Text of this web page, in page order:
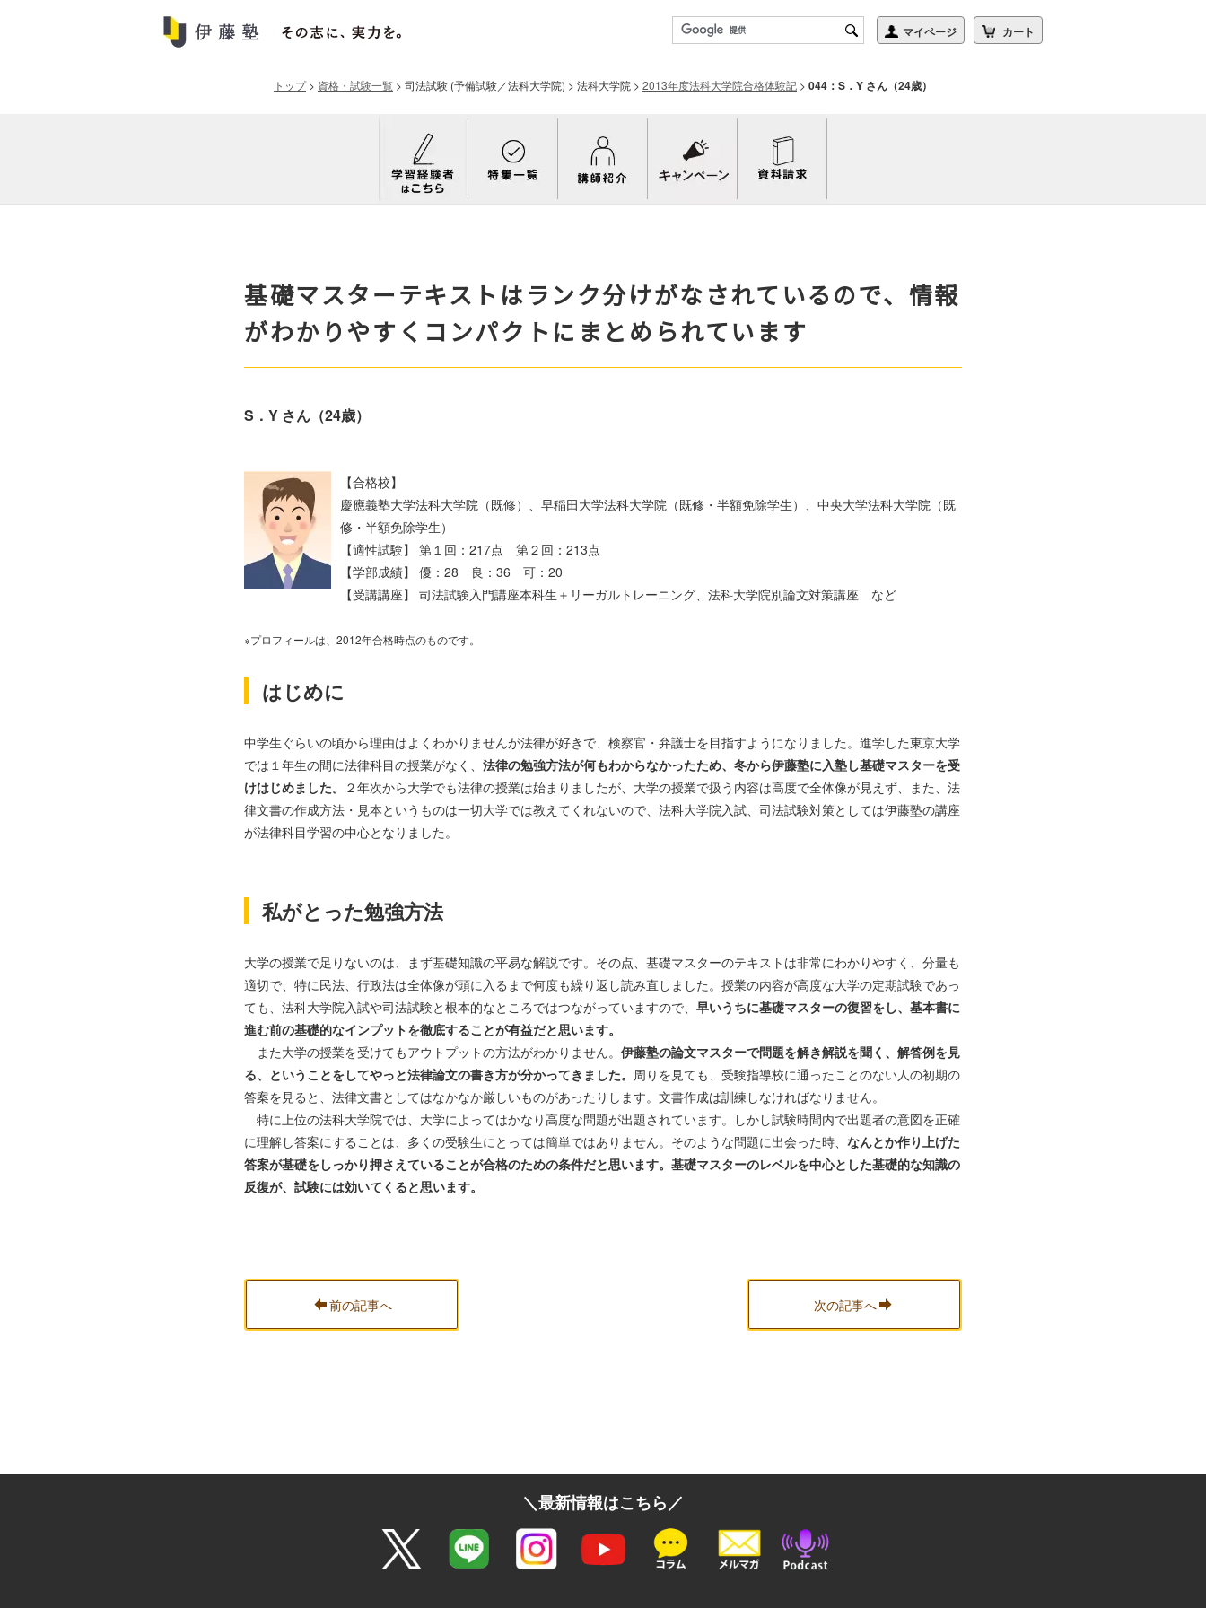
トップ> 資格・試験一覧 > 司法試験 (予備試験／法科大学院) > 法科大学院 > 2013年度法科大学院合格体験記 > 044：S．Y さん（24歳）
基礎マスターテキストはランク分けがなされているので、情報
がわかりやすくコンパクトにまとめられています
S．Y さん（24歳）
【合格校】
慶應義塾大学法科大学院（既修）、早稲田大学法科大学院（既修・半額免除学生）、中央大学法科大学院（既
修・半額免除学生）
【適性試験】 第１回：217点 第２回：213点
【学部成績】 優：28 良：36 可：20
【受講講座】 司法試験入門講座本科生＋リーガルトレーニング、法科大学院別論文対策講座 など
※プロフィールは、2012年合格時点のものです。
はじめに
中学生ぐらいの頃から理由はよくわかりませんが法律が好きで、検察官・弁護士を目指すようになりました。進学した東京大学
では１年生の間に法律科目の授業がなく、 法律の勉強方法が何もわからなかったため、冬から伊藤塾に入塾し基礎マスターを受
けはじめました。 ２年次から大学でも法律の授業は始まりましたが、大学の授業で扱う内容は高度で全体像が見えず、また、法
律文書の作成方法・見本というものは一切大学では教えてくれないので、法科大学院入試、司法試験対策としては伊藤塾の講座
が法律科目学習の中心となりました。
私がとった勉強方法
大学の授業で足りないのは、まず基礎知識の平易な解説です。その点、基礎マスターのテキストは非常にわかりやすく、分量も
適切で、特に民法、行政法は全体像が頭に入るまで何度も繰り返し読み直しました。授業の内容が高度な大学の定期試験であっ
ても、法科大学院入試や司法試験と根本的なところではつながっていますので、 早いうちに基礎マスターの復習をし、基本書に
進む前の基礎的なインプットを徹底することが有益だと思います。
また大学の授業を受けてもアウトプットの方法がわかりません。 伊藤塾の論文マスターで問題を解き解説を聞く、解答例を見
る、ということをしてやっと法律論文の書き方が分かってきました。 周りを見ても、受験指導校に通ったことのない人の初期の
答案を見ると、法律文書としてはなかなか厳しいものがあったりします。文書作成は訓練しなければなりません。
特に上位の法科大学院では、大学によってはかなり高度な問題が出題されています。しかし試験時間内で出題者の意図を正確
に理解し答案にすることは、多くの受験生にとっては簡単ではありません。そのような問題に出会った時、 なんとか作り上げた
答案が基礎をしっかり押さえていることが合格のための条件だと思います。基礎マスターのレベルを中心とした基礎的な知識の
反復が、試験には効いてくると思います。
前の記事へ 次の記事へ
＼最新情報はこちら／